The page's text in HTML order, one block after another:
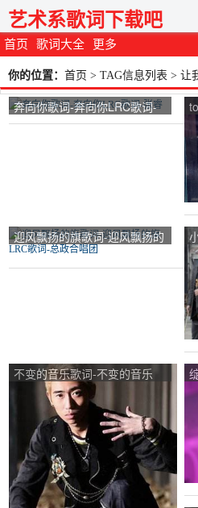
首页 歌词大全 更多
艺术系歌词下载吧
你的位置： 首页 > TAG信息列表 > 让
奔向你歌词-奔向你LRC歌词-
张睿
迎风飘扬的旗歌词-迎风飘扬的
旗LRC歌词-总政合唱团
不变的音乐歌词-不变的音乐
LRC歌词-王绎龙